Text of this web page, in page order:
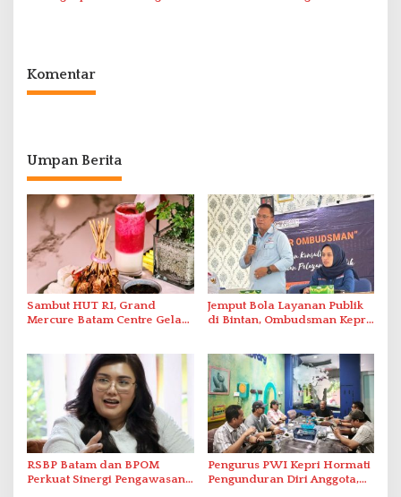
Komentar
Umpan Berita
Sambut HUT RI, Grand
Mercure Batam Centre Gelar
Jemput Bola Layanan Publik
di Bintan, Ombudsman Kepri
RSBP Batam dan BPOM
Perkuat Sinergi Pengawasan
Pengurus PWI Kepri Hormati
Pengunduran Diri Anggota,